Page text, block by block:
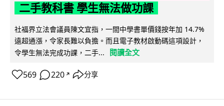
二手教科書 學生無法做功課
社福界立法會議員陳文宜指，一間中學書單價錢按年加 14.7%
遠超通漲，令家長難以負擔。而且電子教材啟動碼這項設計，
令學生無法完成功課，二手...
閱讀全文
569 220 ↗ 分享